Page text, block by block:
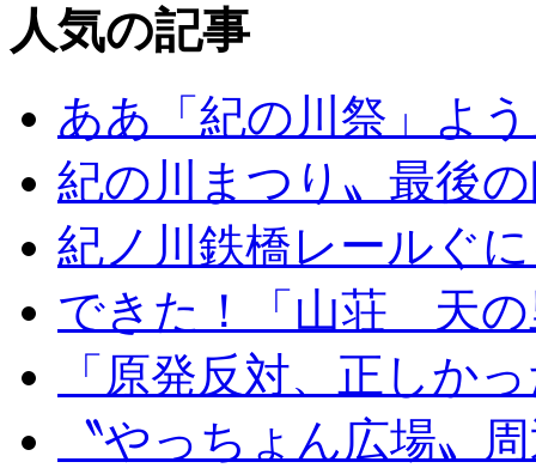
人気の記事
ああ「紀の川祭」よ
紀の川まつり〟最後
紀ノ川鉄橋レールぐ
できた！「山荘 天の
「原発反対、正しか
〝やっちょん広場〟